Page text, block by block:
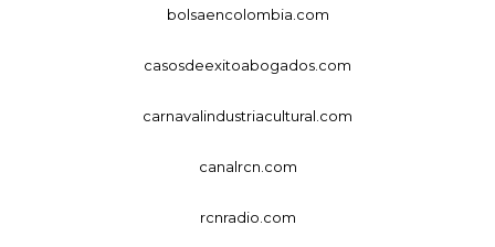
bolsaencolombia.com
casosdeexitoabogados.com
carnavalindustriacultural.com
canalrcn.com
rcnradio.com